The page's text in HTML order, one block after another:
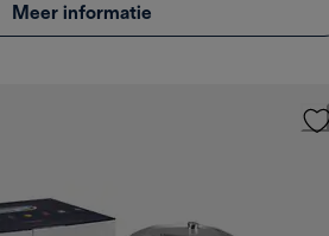
Meer informatie